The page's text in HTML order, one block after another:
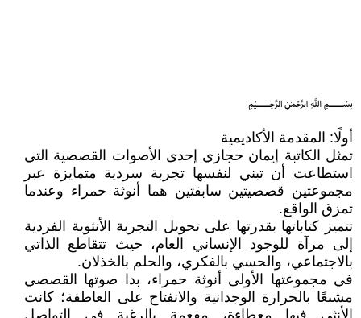
﷽
أولًا: المقدمة الأكاديمية
تمثل الكاتبة إيمان حجازي إحدى الأصوات القصصية التي
استطاعت أن تبني لنفسها تجربة سردية متمايزة عبر
مجموعتين قصصيتين سابقتين هما أنوثة حمراء وعندما
تمزق الواقع.
تتميز كتاباتها بقدرتها على تحويل التجربة الأنثوية الفردية
إلى مرآة للوجود الإنساني العام، حيث تتقاطع الذاتي
بالاجتماعي، والحسي بالفكري، والحلم بالخذلان.
في مجموعتها الأولى أنوثة حمراء، بدا صوتها القصصي
مشبعًا بالحرارة الوجدانية والانفتاح على العاطفة؛ كانت